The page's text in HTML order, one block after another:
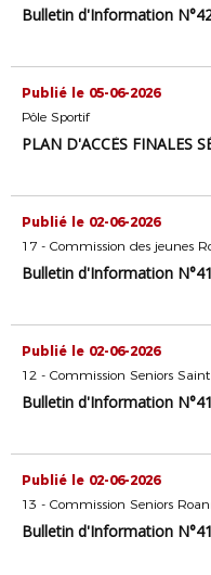
Bulletin d'Information
Publié le 05-06-2026
Pôle Sportif
PLAN D'ACCÈS FINALES
Publié le 02-06-2026
17 - Commission des jeunes
Bulletin d'Information
Publié le 02-06-2026
12 - Commission Seniors
Bulletin d'Information
Publié le 02-06-2026
13 - Commission Seniors
Bulletin d'Information